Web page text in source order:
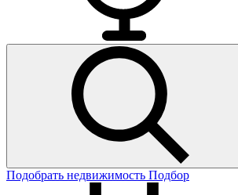
Подобрать недвижимость Подбор